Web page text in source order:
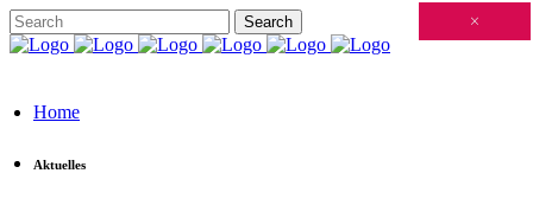
Home
Aktuelles
Schließen
×
×
×
×
×
×
×
×
×
×
×
×
×
×
×
×
×
×
×
×
×
×
×
×
×
×
×
×
×
×
×
×
×
×
×
×
×
×
×
×
×
×
×
×
×
×
×
×
×
×
×
×
×
×
×
×
×
×
×
×
×
×
×
×
×
×
×
×
×
×
×
×
×
×
×
×